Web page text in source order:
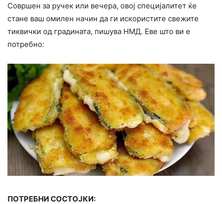
Совршен за ручек или вечера, овој специјалитет ќе
стане ваш омилен начин да ги искористите свежите
тиквички од градината, пишува НМД. Еве што ви е
потребно:
ПОТРЕБНИ СОСТОЈКИ: